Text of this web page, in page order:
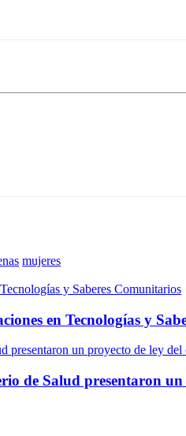
mujeres
y Saberes Comunitarios
en Tecnologías y
un proyecto de ley
de Salud presentaron